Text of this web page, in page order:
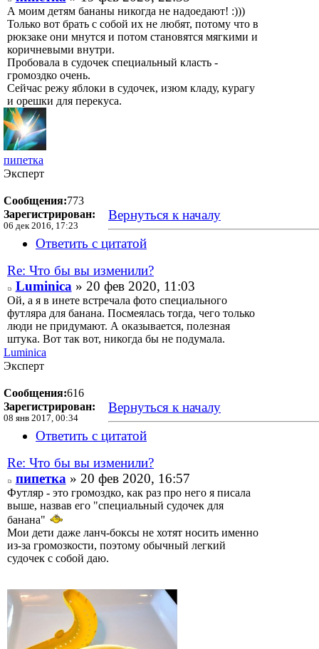
А моим детям бананы никогда не надоедают! :)))
Только вот брать с собой их не любят, потому что в
рюкзаке они мнутся и потом становятся мягкими и
коричневыми внутри.
Пробовала в судочек специальный класть -
громоздко очень.
Сейчас режу яблоки в судочек, изюм кладу, курагу
и орешки для перекуса.
пипетка
Эксперт
Сообщения:773
Зарегистрирован:
06 дек 2016, 17:23
Вернуться к началу
Ответить с цитатой
Re: Что бы вы изменили?
Luminica» 20 фев 2020, 11:03
Ой, а я в инете встречала фото специального
футляра для банана. Посмеялась тогда, чего только
люди не придумают. А оказывается, полезная
штука. Вот так вот, никогда бы не подумала.
Luminica
Эксперт
Сообщения:616
Зарегистрирован:
08 янв 2017, 00:34
Вернуться к началу
Ответить с цитатой
Re: Что бы вы изменили?
пипетка» 20 фев 2020, 16:57
Футляр - это громоздко, как раз про него я писала
выше, назвав его "специальный судочек для
банана"
Мои дети даже ланч-боксы не хотят носить именно
из-за громозкости, поэтому обычный легкий
судочек с собой даю.